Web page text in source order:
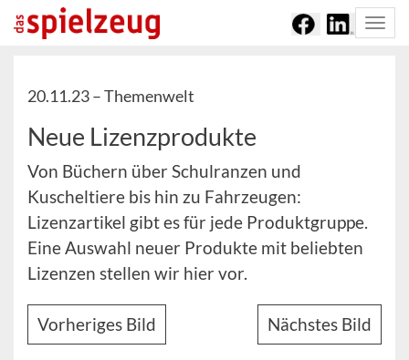
20.11.23 –Themenwelt
Neue Lizenzprodukte
Von Büchern über Schulranzen und
Kuscheltiere bis hin zu Fahrzeugen:
Lizenzartikel gibt es für jede Produktgruppe.
Eine Auswahl neuer Produkte mit beliebten
Lizenzen stellen wir hier vor.
Vorheriges Bild Nächstes Bild